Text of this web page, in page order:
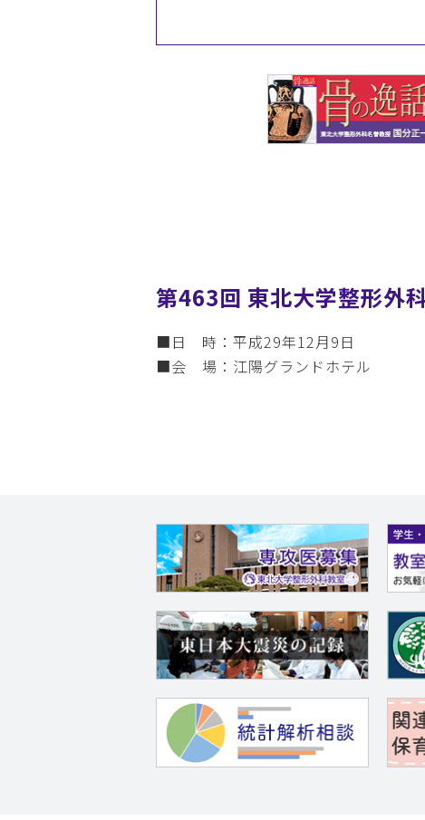
第463回 東北大学整形外
■日 時：平成29年12月9日
■会 場：江陽グランドホテル